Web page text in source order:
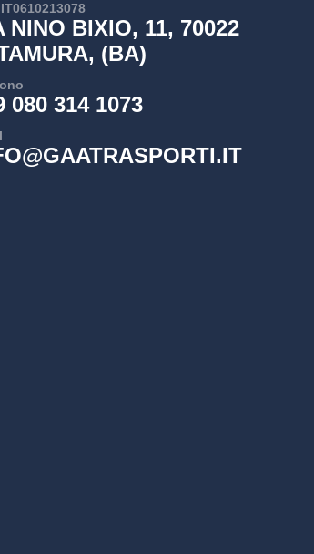
NINO BIXIO, 11, 70022
(BA)
080 314 1073